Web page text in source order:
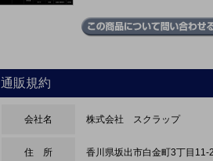
通販規約
会社名 株式会社 スクラップ
住 所 香川県坂出市白金町3丁目11-